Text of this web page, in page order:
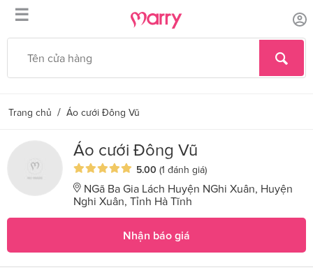
☰
Trang chủ / Áo cưới Đông Vũ
Áo cưới Đông Vũ
5.00 (1 đánh giá)
NGã Ba Gia Lách Huyện NGhi Xuân, Huyện
Nghi Xuân, Tỉnh Hà Tĩnh
Nhận báo giá